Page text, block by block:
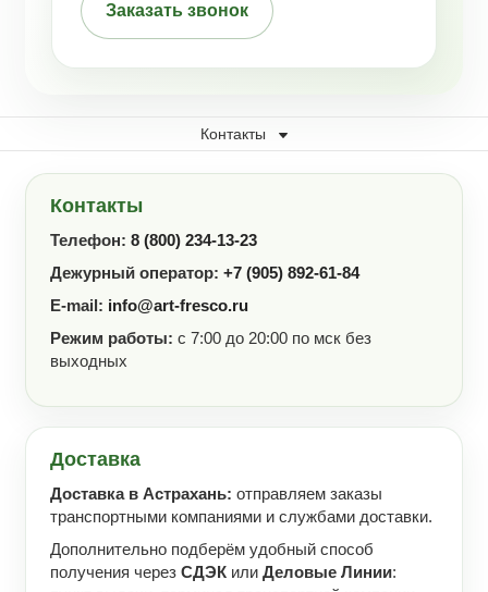
Заказать звонок
Контакты
Контакты
Телефон: 8 (800) 234-13-23
Дежурный оператор: +7 (905) 892-61-84
E-mail: info@art-fresco.ru
Режим работы: с 7:00 до 20:00 по мск без
выходных
Доставка
Доставка в Астрахань: отправляем заказы
транспортными компаниями и службами доставки.
Дополнительно подберём удобный способ
получения через СДЭК или Деловые Линии: